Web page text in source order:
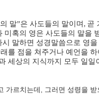
말”은 사도들의 말이며 , 곧
미혹의 영은 사도들의 말을
시 말하면 성경말씀으로 영을
를 점을 쳐주거나 예언을 하
세상의 지식까지 모두 일일
가르치는데, 그러면 성령을 받